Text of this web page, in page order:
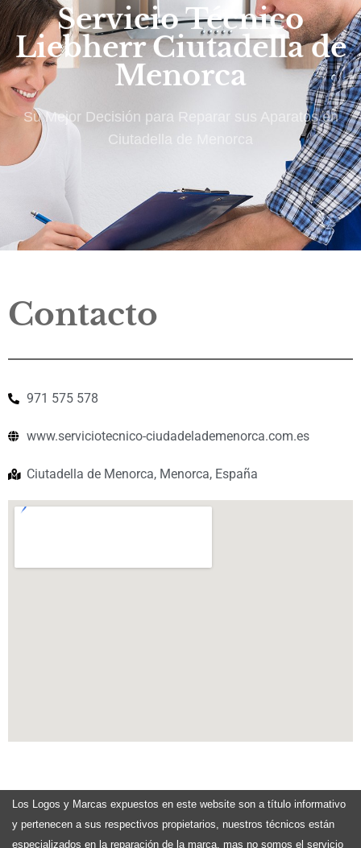
Servicio Técnico
Liebherr Ciutadella de
Menorca
Su Mejor Decisión para Reparar sus Aparatos en
Ciutadella de Menorca
Contacto
971 575 578
www.serviciotecnico-ciudadelademenorca.com.es
Ciutadella de Menorca, Menorca, España
Los Logos y Marcas expuestos en este website son a título informativo
y pertenecen a sus respectivos propietarios, nuestros técnicos están
especializados en la reparación de la marca, mas no somos el servicio